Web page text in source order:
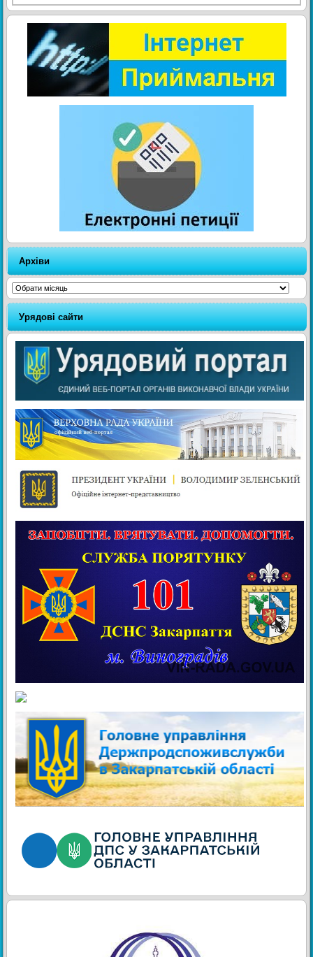
Архіви
Архіви
Урядові сайти